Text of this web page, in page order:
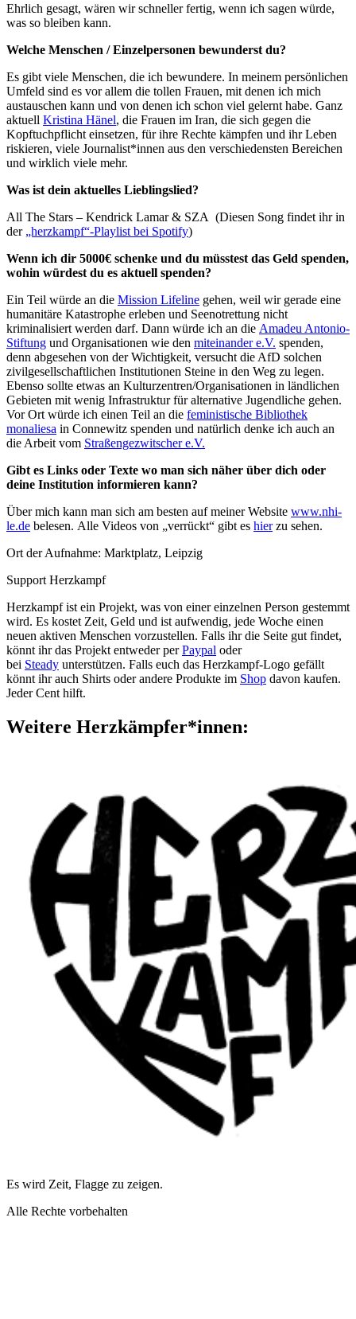
Ehrlich gesagt, wären wir schneller fertig, wenn ich sagen würde,
was so bleiben kann.
Welche Menschen / Einzelpersonen bewunderst du?
Es gibt viele Menschen, die ich bewundere. In meinem persönlichen
Umfeld sind es vor allem die tollen Frauen, mit denen ich mich
austauschen kann und von denen ich schon viel gelernt habe. Ganz
aktuell Kristina Hänel, die Frauen im Iran, die sich gegen die
Kopftuchpflicht einsetzen, für ihre Rechte kämpfen und ihr Leben
riskieren, viele Journalist*innen aus den verschiedensten Bereichen
und wirklich viele mehr.
Was ist dein aktuelles Lieblingslied?
All The Stars – Kendrick Lamar & SZA (Diesen Song findet ihr in
der „herzkampf“-Playlist bei Spotify)
Wenn ich dir 5000€ schenke und du müsstest das Geld spenden,
wohin würdest du es aktuell spenden?
Ein Teil würde an die Mission Lifeline gehen, weil wir gerade eine
humanitäre Katastrophe erleben und Seenotrettung nicht
kriminalisiert werden darf. Dann würde ich an die Amadeu Antonio-
Stiftung und Organisationen wie den miteinander e.V. spenden,
denn abgesehen von der Wichtigkeit, versucht die AfD solchen
zivilgesellschaftlichen Institutionen Steine in den Weg zu legen.
Ebenso sollte etwas an Kulturzentren/Organisationen in ländlichen
Gebieten mit wenig Infrastruktur für alternative Jugendliche gehen.
Vor Ort würde ich einen Teil an die feministische Bibliothek
monaliesa in Connewitz spenden und natürlich denke ich auch an
die Arbeit vom Straßengezwitscher e.V.
Gibt es Links oder Texte wo man sich näher über dich oder
deine Institution informieren kann?
Über mich kann man sich am besten auf meiner Website www.nhi-
le.de belesen. Alle Videos von „verrückt“ gibt es hierzu sehen.
Ort der Aufnahme: Marktplatz, Leipzig
Support Herzkampf
Herzkampf ist ein Projekt, was von einer einzelnen Person gestemmt
wird. Es kostet Zeit, Geld und ist aufwendig, jede Woche einen
neuen aktiven Menschen vorzustellen. Falls ihr die Seite gut findet,
könnt ihr das Projekt entweder perPaypal oder
bei Steady unterstützen. Falls euch das Herzkampf-Logo gefällt
könnt ihr auch Shirts oder andere Produkte im Shop davon kaufen.
Jeder Cent hilft.
Weitere Herzkämpfer*innen:
Es wird Zeit, Flagge zu zeigen.
Alle Rechte vorbehalten